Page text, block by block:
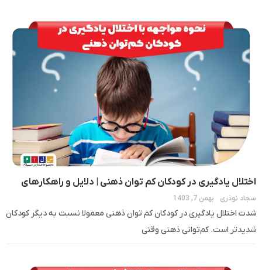
اختلال یادگیری در کودکان کم توان ذهنی | دلایل و راهکارهای
درمان
سجاد نوذری بهمن 7, 1403
شدت اختلال یادگیری در کودکان کم توان ذهنی معمولا نسبت به دیگر کودکان
شدیدتر است. کم‌توانی ذهنی وقتی